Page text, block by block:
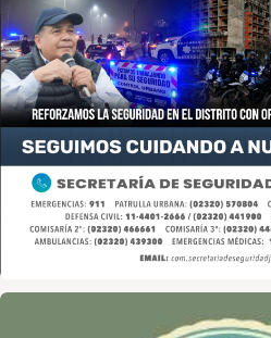
Asociación de Medios